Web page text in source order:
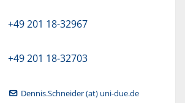
+49 201 18-32967
+49 201 18-32703
Dennis.Schneider (at) uni-due.de